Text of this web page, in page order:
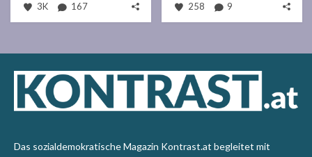
3K 167 258 9
Das sozialdemokratische Magazin Kontrast.at begleitet mit